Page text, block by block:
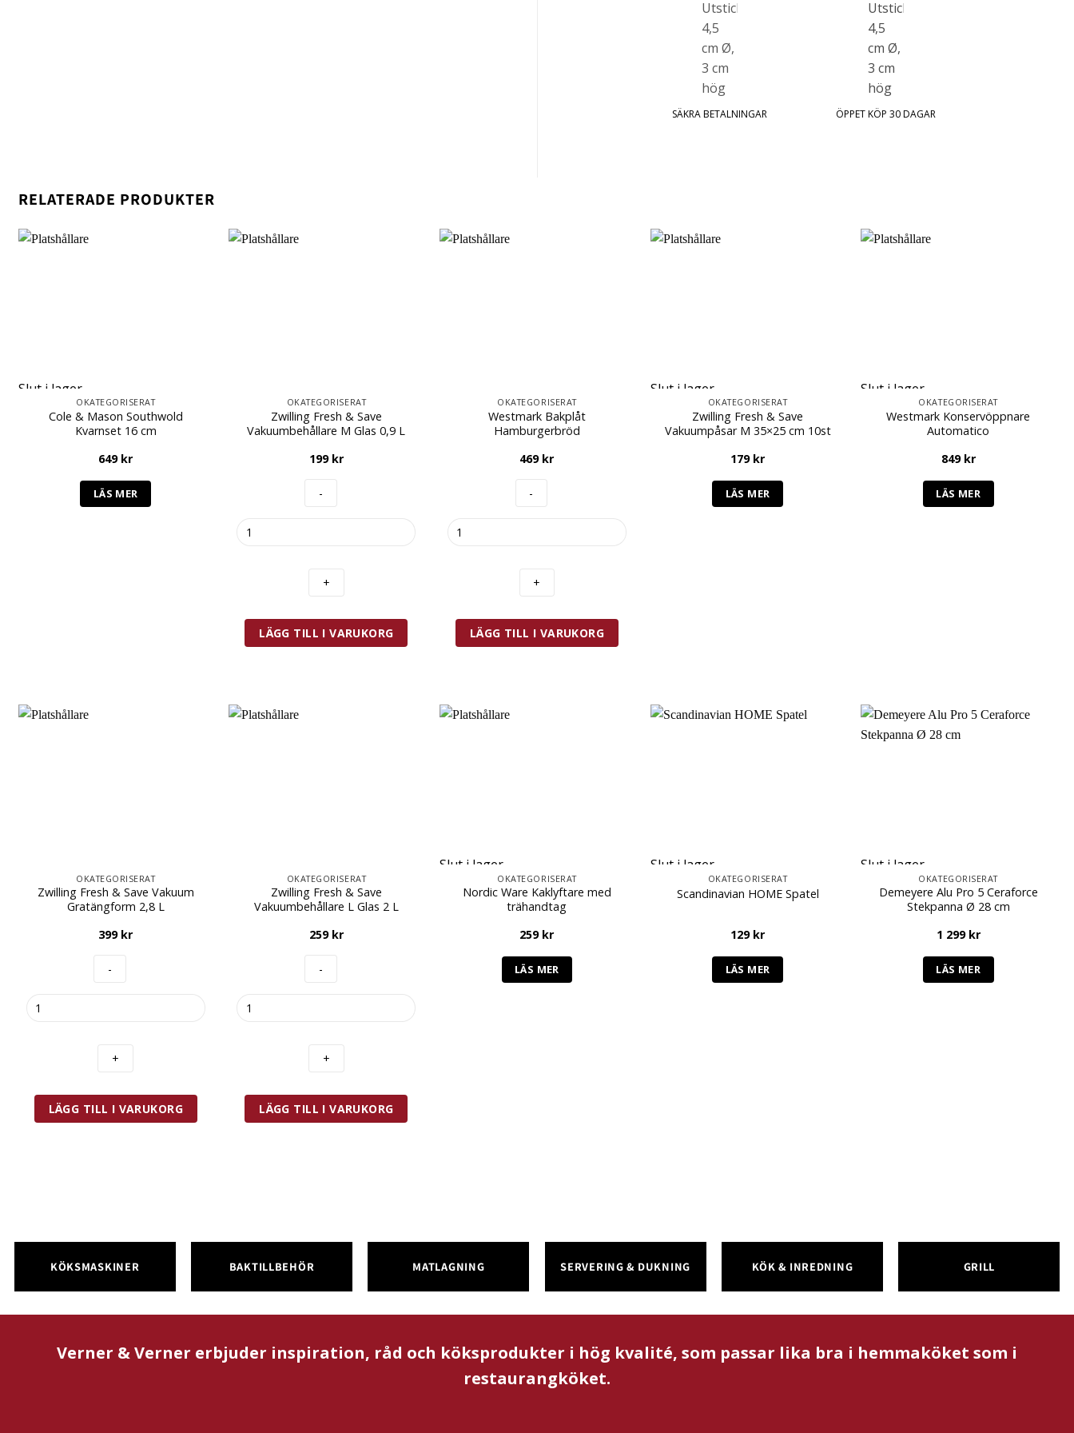
SÄKRA BETALNINGAR ÖPPET KÖP 30 DAGAR
RELATERADE PRODUKTER
Slut i lager
OKATEGORISERAT
Cole & Mason Southwold
Kvarnset 16 cm
649 kr
LÄS MER
OKATEGORISERAT
Zwilling Fresh & Save
Vakuumbehållare M Glas 0,9 L
199 kr
Zwilling
Fresh
Vakuumbehållare
Glas
LÄGG TILL I VARUKORG
OKATEGORISERAT
Westmark Bakplåt
Hamburgerbröd
469 kr
Westmark
Bakplåt
LÄGG TILL I VARUKORG
Slut i lager
OKATEGORISERAT
Zwilling Fresh & Save
Vakuumpåsar M 35×25 cm 10st
179 kr
LÄS MER
Slut i lager
OKATEGORISERAT
Westmark Konservöppnare
Automatico
849 kr
LÄS MER
OKATEGORISERAT
Zwilling Fresh & Save Vakuum
Gratängform 2,8 L
399 kr
Zwilling
Fresh
2,8
LÄGG TILL I VARUKORG
OKATEGORISERAT
Zwilling Fresh & Save
Vakuumbehållare L Glas 2 L
259 kr
Zwilling
Fresh
Vakuumbehållare
Glas
LÄGG TILL I VARUKORG
Slut i lager
OKATEGORISERAT
Nordic Ware Kaklyftare med
trähandtag
259 kr
LÄS MER
Slut i lager
OKATEGORISERAT
Scandinavian HOME Spatel
129 kr
LÄS MER
Slut i lager
OKATEGORISERAT
Demeyere Alu Pro 5 Ceraforce
Stekpanna Ø 28 cm
1 299 kr
LÄS MER
KÖKSMASKINER BAKTILLBEHÖR MATLAGNING SERVERING & DUKNING KÖK & INREDNING GRILL
Verner & Verner erbjuder inspiration, råd och köksprodukter i hög kvalité, som passar lika bra i hemmaköket som i
restaurangköket.